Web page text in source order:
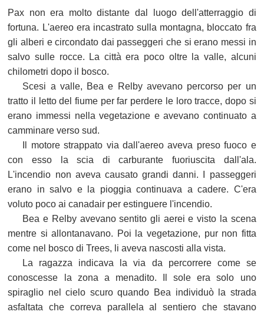
Pax non era molto distante dal luogo dell'atterraggio di
fortuna. L'aereo era incastrato sulla montagna, bloccato fra
gli alberi e circondato dai passeggeri che si erano messi in
salvo sulle rocce. La città era poco oltre la valle, alcuni
chilometri dopo il bosco.
Scesi a valle, Bea e Relby avevano percorso per un
tratto il letto del fiume per far perdere le loro tracce, dopo si
erano immessi nella vegetazione e avevano continuato a
camminare verso sud.
Il motore strappato via dall'aereo aveva preso fuoco e
con esso la scia di carburante fuoriuscita dall'ala.
L'incendio non aveva causato grandi danni. I passeggeri
erano in salvo e la pioggia continuava a cadere. C'era
voluto poco ai canadair per estinguere l'incendio.
Bea e Relby avevano sentito gli aerei e visto la scena
mentre si allontanavano. Poi la vegetazione, pur non fitta
come nel bosco di Trees, li aveva nascosti alla vista.
La ragazza indicava la via da percorrere come se
conoscesse la zona a menadito. Il sole era solo uno
spiraglio nel cielo scuro quando Bea individuò la strada
asfaltata che correva parallela al sentiero che stavano